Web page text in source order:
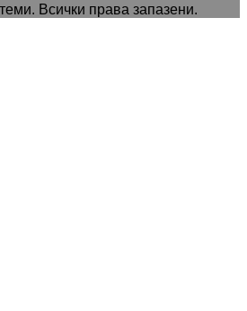
. Всички права запазени.